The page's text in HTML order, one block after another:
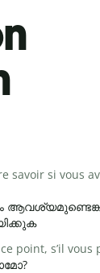
savoir si vous
point, s’il vous